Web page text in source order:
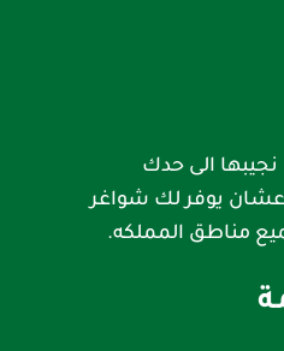
نجيبها الى حدك
يوفر لك شواغر
مناطق المملكه.